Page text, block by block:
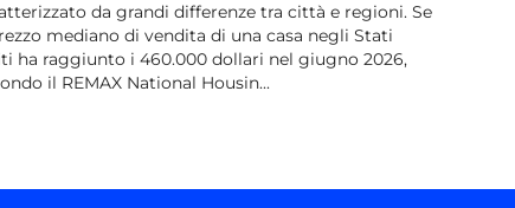
da grandi differenze tra città e regioni. Se
mediano di vendita di una casa negli Stati
ha raggiunto i 460.000 dollari nel giugno 2026,
il REMAX National Housin...